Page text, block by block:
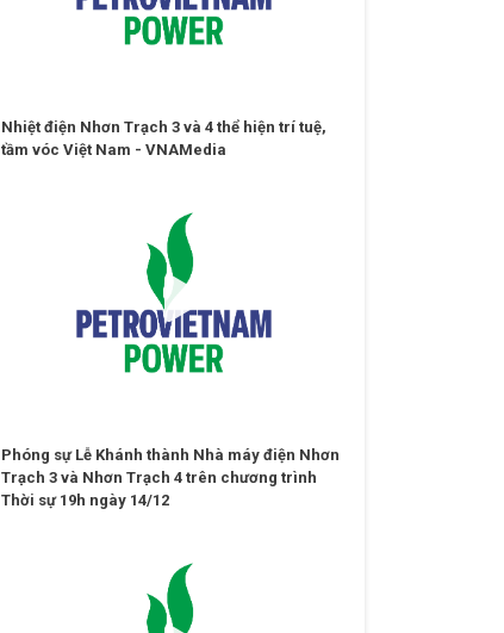
Nhiệt điện Nhơn Trạch 3 và 4 thể hiện trí tuệ,
tầm vóc Việt Nam - VNAMedia
Phóng sự Lễ Khánh thành Nhà máy điện Nhơn
Trạch 3 và Nhơn Trạch 4 trên chương trình
Thời sự 19h ngày 14/12